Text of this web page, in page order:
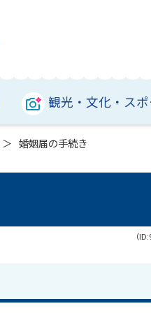
観光・文化・ス
婚姻届の手続き
（